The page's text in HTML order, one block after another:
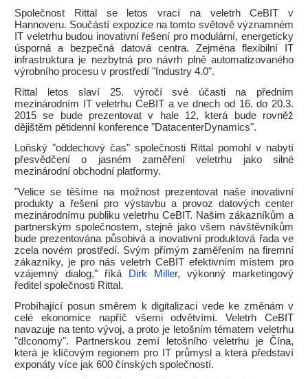
Společnost Rittal se letos vrací na veletrh CeBIT v
Hannoveru. Součástí expozice na tomto světově významném
IT veletrhu budou inovativní řešení pro modulární, energeticky
úsporná a bezpečná datová centra. Zejména flexibilní IT
infrastruktura je nezbytná pro návrh plně automatizovaného
výrobního procesu v prostředí "Industry 4.0".
Rittal letos slaví 25. výročí své účasti na předním
mezinárodním IT veletrhu CeBIT a ve dnech od 16. do 20.3.
2015 se bude prezentovat v hale 12, která bude rovněž
dějištěm pětidenní konference "DatacenterDynamics".
Loňský "oddechový čas" společnosti Rittal pomohl v nabytí
přesvědčení o jasném zaměření veletrhu jako silné
mezinárodní obchodní platformy.
"Velice se těšíme na možnost prezentovat naše inovativní
produkty a řešení pro výstavbu a provoz datových center
mezinárodnímu publiku veletrhu CeBIT. Našim zákazníkům a
partnerským společnostem, stejně jako všem návštěvníkům
bude prezentována působivá a inovativní produktová řada ve
zcela novém prostředí. Svým přímým zaměřením na firemní
zákazníky, je pro nás veletrh CeBIT efektivním místem pro
vzájemný dialog," říká
Dirk Miller, výkonný marketingový
ředitel společnosti Rittal.
Probíhající posun směrem k digitalizaci vede ke změnám v
celé ekonomice napříč všemi odvětvími. Veletrh CeBIT
navazuje na tento vývoj, a proto je letošním tématem veletrhu
"d!conomy". Partnerskou zemí letošního veletrhu je Čína,
která je klíčovým regionem pro IT průmysl a která představí
exponáty více jak 600 čínských společností.